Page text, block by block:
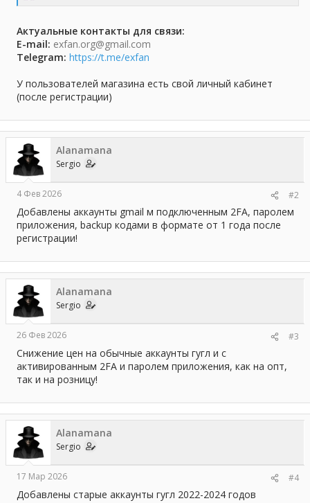
Актуальные контакты для связи:
E-mail: exfan.org@gmail.com
Telegram: https://t.me/exfan
У пользователей магазина есть свой личный кабинет
(после регистрации)
Alanamana
Sergio
4 Фев 2026 #2
Добавлены аккаунты gmail м подключенным 2FA, паролем
приложения, backup кодами в формате от 1 года после
регистрации!
Alanamana
Sergio
26 Фев 2026 #3
Снижение цен на обычные аккаунты гугл и с
активированным 2FA и паролем приложения, как на опт,
так и на розницу!
Alanamana
Sergio
17 Мар 2026 #4
Добавлены старые аккаунты гугл 2022-2024 годов